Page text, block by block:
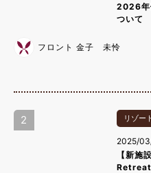
2026年
ついて
フロント 金子 未怜
2 リゾー
2025/
【新施